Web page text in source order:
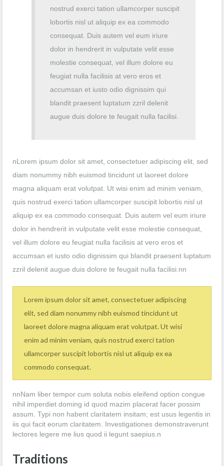
nostrud exerci tation ullamcorper suscipit
lobortis nisl ut aliquip ex ea commodo
consequat. Duis autem vel eum iriure
dolor in hendrerit in vulputate velit esse
molestie consequat, vel illum dolore eu
feugiat nulla facilisis at vero eros et
accumsan et iusto odio dignissim qui
blandit praesent luptatum zzril delenit
augue duis dolore te feugait nulla facilisi.
nLorem ipsum dolor sit amet, consectetuer adipiscing elit, sed
diam nonummy nibh euismod tincidunt ut laoreet dolore
magna aliquam erat volutpat. Ut wisi enim ad minim veniam,
quis nostrud exerci tation ullamcorper suscipit lobortis nisl ut
aliquip ex ea commodo consequat. Duis autem vel eum iriure
dolor in hendrerit in vulputate velit esse molestie consequat,
vel illum dolore eu feugiat nulla facilisis at vero eros et
accumsan et iusto odio dignissim qui blandit praesent luptatum
zzril delenit augue duis dolore te feugait nulla facilisi.nn
Lorem ipsum dolor sit amet, consectetuer adipiscing
elit, sed diam nonummy nibh euismod tincidunt ut
laoreet dolore magna aliquam erat volutpat. Ut wisi
enim ad minim veniam, quis nostrud exerci tation
ullamcorper suscipit lobortis nisl ut aliquip ex ea
commodo consequat.
nnNam liber tempor cum soluta nobis eleifend option congue
nihil imperdiet doming id quod mazim placerat facer possim
assum. Typi non habent claritatem insitam; est usus legentis in
iis qui facit eorum claritatem. Investigationes demonstraverunt
lectores legere me lius quod ii legunt saepius.n
Traditions